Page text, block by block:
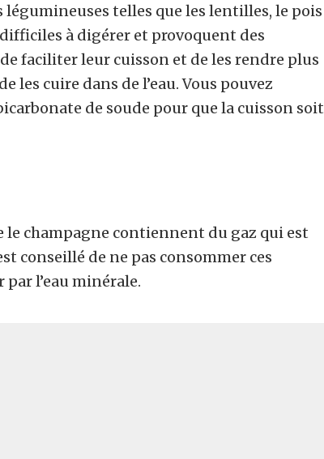
telles que les lentilles, le pois
à digérer et provoquent des
faciliter leur cuisson et de les rendre plus
cuire dans de l’eau. Vous pouvez
de soude pour que la cuisson soit
le champagne contiennent du gaz qui est
conseillé de ne pas consommer ces
l’eau minérale.